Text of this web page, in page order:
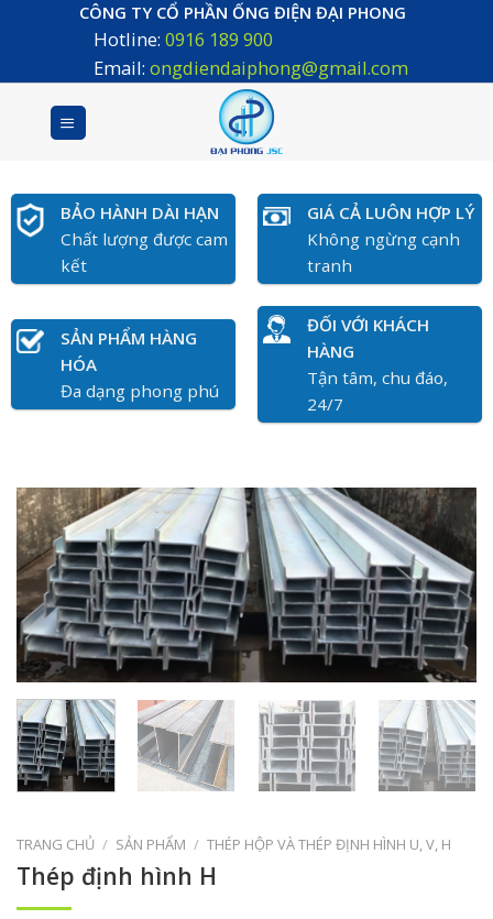
CÔNG TY CỔ PHẦN ỐNG ĐIỆN ĐẠI PHONG
Hotline: 0916 189 900
Email: ongdiendaiphong@gmail.com
BẢO HÀNH DÀI HẠN
Chất lượng được cam
kết
GIÁ CẢ LUÔN HỢP LÝ
Không ngừng cạnh
tranh
SẢN PHẨM HÀNG
HÓA
Đa dạng phong phú
ĐỐI VỚI KHÁCH
HÀNG
Tận tâm, chu đáo,
24/7
TRANG CHỦ / SẢN PHẨM / THÉP HỘP VÀ THÉP ĐỊNH HÌNH U, V, H
Thép định hình H